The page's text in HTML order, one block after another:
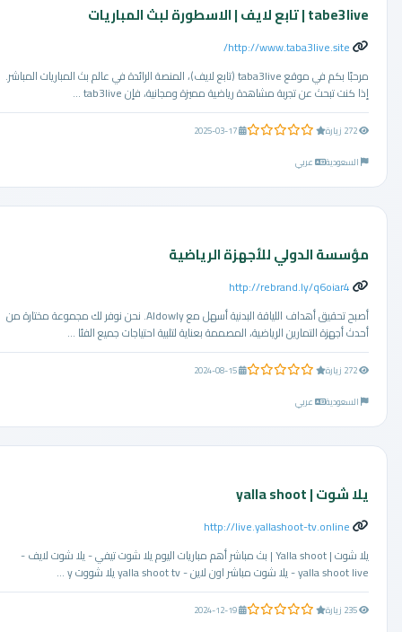
tabe3live | تابع لايف | الاسطورة لبث المباريات
http://www.taba3live.site/
مرحبًا بكم في موقع taba3live (تابع لايف)، المنصة الرائدة في عالم بث المباريات المباشر.
إذا كنت تبحث عن تجربة مشاهدة رياضية مميزة ومجانية، فإن tab3live ...
0.0 من 5 نجوم
2025-03-17
السعودية
عربي
مؤسسة الدولي للأجهزة الرياضية
http://rebrand.ly/q6oiar4
أصبح تحقيق أهداف اللياقة البدنية أسهل مع Aldowly. نحن نوفر لك مجموعة مختارة من
أحدث أجهزة التمارين الرياضية، المصممة بعناية لتلبية احتياجات جميع الفئا ...
0.0 من 5 نجوم
2024-08-15
السعودية
عربي
يلا شوت | yalla shoot
http://live.yallashoot-tv.online
يلا شوت | Yalla shoot | بث مباشر أهم مباريات اليوم يلا شوت تيفي - يلا شوت لايف -
yalla shoot live - يلا شوت مباشر اون لاين - yalla shoot tv يلا شووت y ...
0.0 من 5 نجوم
2024-12-19